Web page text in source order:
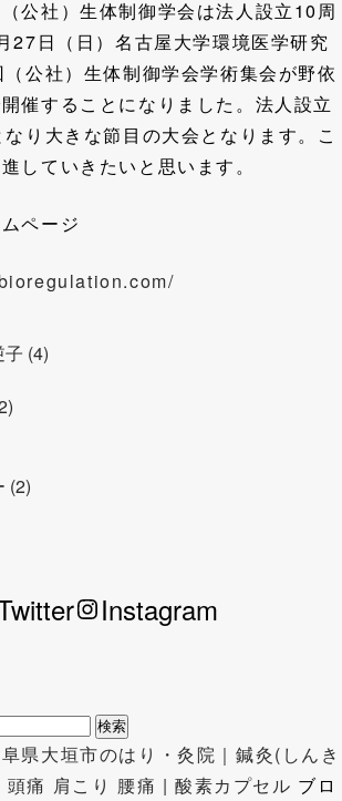
公社）生体制御学会は法人設立10周
27日（日）名古屋大学環境医学研究
公社）生体制御学会学術集会が野依
催することになりました。法人設立
り大きな節目の大会となります。こ
していきたいと思います。
ページ
(4)
(2)
Instagram
県大垣市のはり・灸院｜鍼灸(しんき
痛 肩こり 腰痛 | 酸素カプセル ブロ